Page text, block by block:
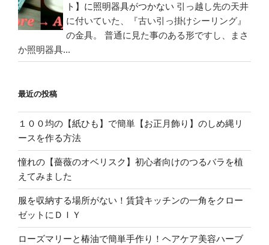
ト】に照明器具がつかない 引っ越し先の天井
に付いていた、『古い引っ掛けシーリング』
の金具。 普通に見た事のある形ですし、まさ
か照明器具...
最近の投稿
１００均の【紙ひも】で簡単【お正月飾り】のしめ縄リ
ースを作る方法
憧れの【薔薇のオベリスク】初心者向けのつるバラを植
えてみました
服を収納する場所がない！賃貸キッチンの一角をクロー
ゼットにＤＩＹ
ローズマリーと椿油で簡単手作り！ヘアケア美容ハーブ